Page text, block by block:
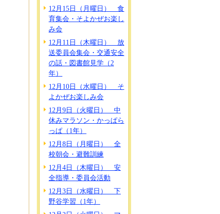
12月15日（月曜日） 食
育集会・そよかぜお楽し
み会
12月11日（木曜日） 放
送委員会集会・交通安全
の話・図書館見学（2
年）
12月10日（水曜日） そ
よかぜお楽しみ会
12月9日（火曜日） 中
休みマラソン・かっぱら
っぱ（1年）
12月8日（月曜日） 全
校朝会・避難訓練
12月4日（木曜日） 安
全指導・委員会活動
12月3日（水曜日） 下
野谷学習（1年）